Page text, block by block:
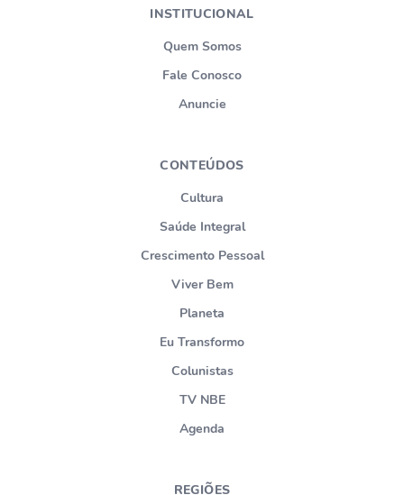
INSTITUCIONAL
Quem Somos
Fale Conosco
Anuncie
CONTEÚDOS
Cultura
Saúde Integral
Crescimento Pessoal
Viver Bem
Planeta
Eu Transformo
Colunistas
TV NBE
Agenda
REGIÕES